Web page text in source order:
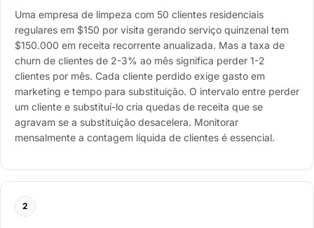
Uma empresa de limpeza com 50 clientes residenciais
regulares em $150 por visita gerando serviço quinzenal tem
$150.000 em receita recorrente anualizada. Mas a taxa de
churn de clientes de 2-3% ao mês significa perder 1-2
clientes por mês. Cada cliente perdido exige gasto em
marketing e tempo para substituição. O intervalo entre perder
um cliente e substituí-lo cria quedas de receita que se
agravam se a substituição desacelera. Monitorar
mensalmente a contagem líquida de clientes é essencial.
2